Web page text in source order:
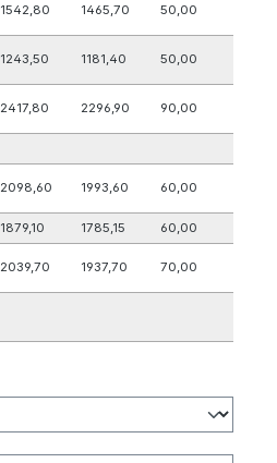
1542,80 1465,70 50,00
1243,50 1181,40 50,00
2417,80 2296,90 90,00
2098,60 1993,60 60,00
1879,10 1785,15
60,00
2039,70 1937,70 70,00